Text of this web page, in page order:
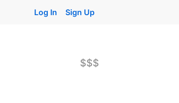
Log In Sign Up
$$$